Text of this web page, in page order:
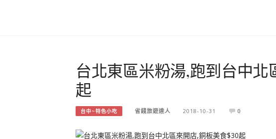
台北東區米粉湯,跑到台中北
起
台中~特色小吃 省錢旅遊達人 2018-10-31 0